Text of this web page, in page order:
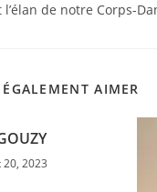
de notre Corps-
AIMER
20, 2023